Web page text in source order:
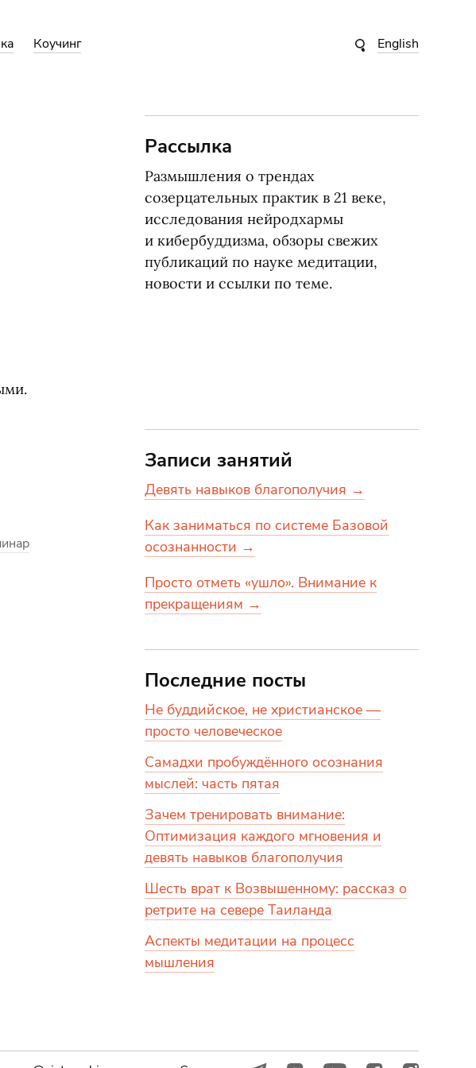
English
Коучинг
Рассылка
Размышления о трендах
созерцательных практик в 21 веке,
исследования нейродхармы
и кибербуддизма, обзоры свежих
публикаций по науке медитации,
новости и ссылки по теме.
Записи занятий
Девять навыков благополучия →
Как заниматься по системе Базовой
осознанности →
Просто отметь «ушло». Внимание к
прекращениям →
Последние посты
Не буддийское, не христианское —
просто человеческое
Самадхи пробуждённого осознания
мыслей: часть пятая
Зачем тренировать внимание:
Оптимизация каждого мгновения и
девять навыков благополучия
Шесть врат к Возвышенному: рассказ о
ретрите на севере Таиланда
Аспекты медитации на процесс
мышления